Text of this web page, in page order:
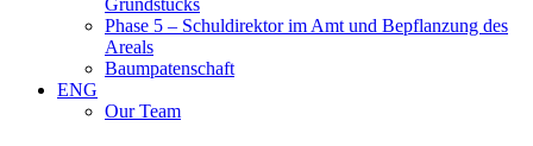
Grundstücks
Phase 5 – Schuldirektor im Amt und Bepflanzung des
Areals
Baumpatenschaft
ENG
Our Team